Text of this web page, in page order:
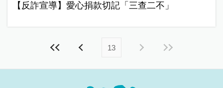
【反詐宣導】愛心捐款切記「三查二不」
13